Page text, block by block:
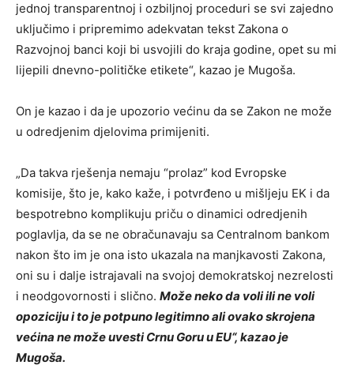
jednoj transparentnoj i ozbiljnoj proceduri se svi zajedno
uključimo i pripremimo adekvatan tekst Zakona o
Razvojnoj banci koji bi usvojili do kraja godine, opet su mi
lijepili dnevno-političke etikete“, kazao je Mugoša.
On je kazao i da je upozorio većinu da se Zakon ne može
u odredjenim djelovima primijeniti.
„Da takva rješenja nemaju “prolaz” kod Evropske
komisije, što je, kako kaže, i potvrđeno u mišljeju EK i da
bespotrebno komplikuju priču o dinamici odredjenih
poglavlja, da se ne obračunavaju sa Centralnom bankom
nakon što im je ona isto ukazala na manjkavosti Zakona,
oni su i dalje istrajavali na svojoj demokratskoj nezrelosti
i neodgovornosti i slično. Može neko da voli ili ne voli
opoziciju i to je potpuno legitimno ali ovako skrojena
većina ne može uvesti Crnu Goru u EU“, kazao je
Mugoša.